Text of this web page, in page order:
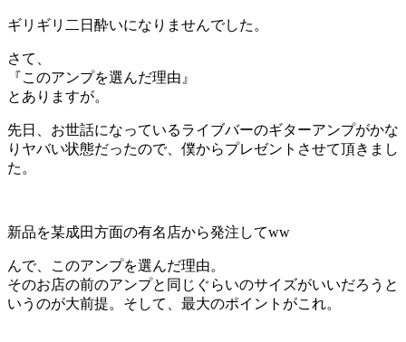
ギリギリ二日酔いになりませんでした。
さて、
『このアンプを選んだ理由』
とありますが。
先日、お世話になっているライブバーのギターアンプがかな
りヤバい状態だったので、僕からプレゼントさせて頂きまし
た。
新品を某成田方面の有名店から発注してww
んで、このアンプを選んだ理由。
そのお店の前のアンプと同じぐらいのサイズがいいだろうと
いうのが大前提。そして、最大のポイントがこれ。